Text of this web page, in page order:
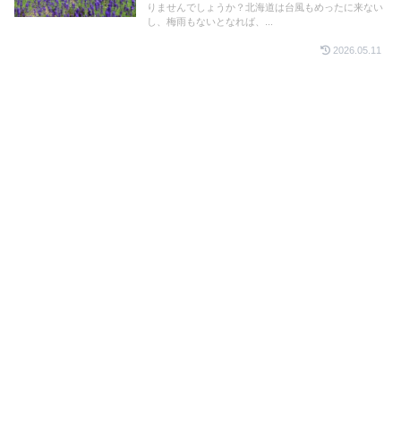
りませんでしょうか？北海道は台風もめったに来ない
し、梅雨もないとなれば、...
2026.05.11